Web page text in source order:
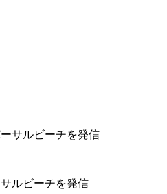
ルビーチを発信